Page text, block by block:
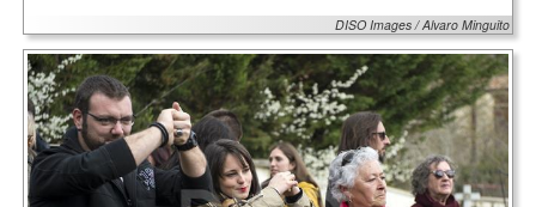
DISO Images / Alvaro Minguito